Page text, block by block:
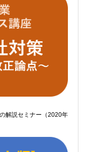
解説セミナー（2020年